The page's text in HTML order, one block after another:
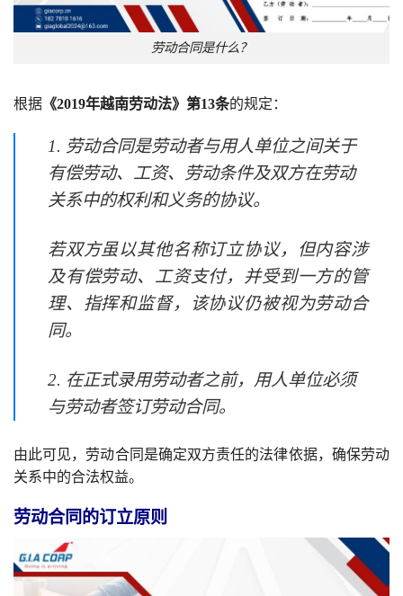
劳动合同是什么？
根据 《2019年越南劳动法》第13条的规定：
1. 劳动合同是劳动者与用人单位之间关于
有偿劳动、工资、劳动条件及双方在劳动
关系中的权利和义务的协议。
若双方虽以其他名称订立协议，但内容涉
及有偿劳动、工资支付，并受到一方的管
理、指挥和监督，该协议仍被视为劳动合
同。
2. 在正式录用劳动者之前，用人单位必须
与劳动者签订劳动合同。
由此可见，劳动合同是确定双方责任的法律依据，确保劳动
关系中的合法权益。
劳动合同的订立原则